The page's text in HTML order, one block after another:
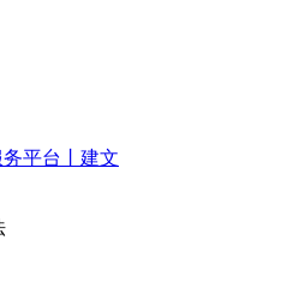
平台丨建文